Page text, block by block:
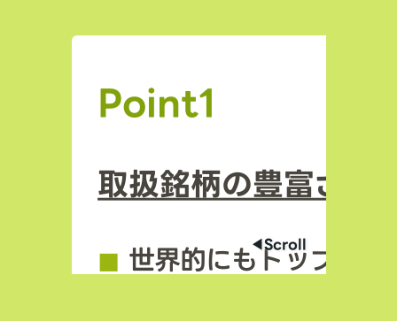
Point1
取扱銘柄の豊富さ
◼︎ 世界的にもトップクラ
◀︎Scroll